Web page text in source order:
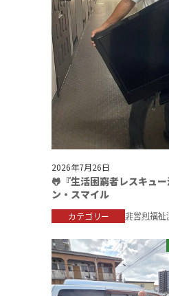
2026年7月26日
🐸『生活困窮者レスキュ
ン・スマイル
カテゴリー 非営利福祉